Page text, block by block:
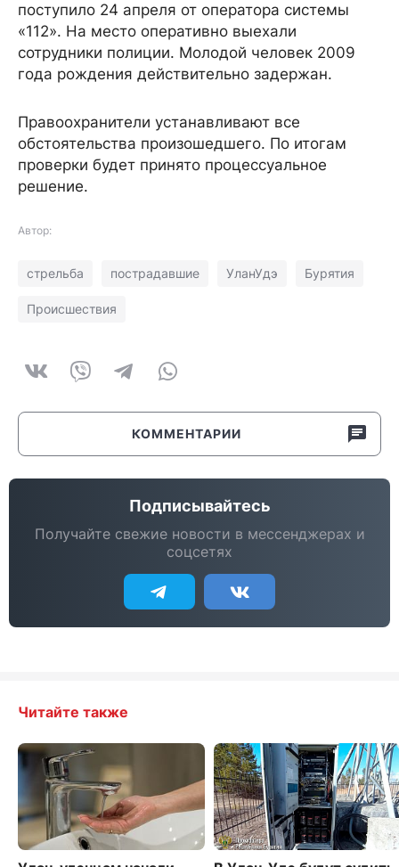
поступило 24 апреля от оператора системы
«112». На место оперативно выехали
сотрудники полиции. Молодой человек 2009
года рождения действительно задержан.
Правоохранители устанавливают все
обстоятельства произошедшего. По итогам
проверки будет принято процессуальное
решение.
Автор:
стрельба пострадавшие УланУдэ Бурятия
Происшествия
КОММЕНТАРИИ
Подписывайтесь
Получайте свежие новости в мессенджерах и
соцсетях
Читайте также